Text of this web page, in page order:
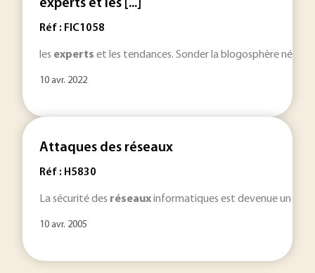
experts et les [...]
Réf : FIC1058
les experts et les tendances. Sonder la blogosphère
10 avr. 2022
Attaques des réseaux
Réf : H5830
La sécurité des réseauxinformatiques est devenue un
10 avr. 2005